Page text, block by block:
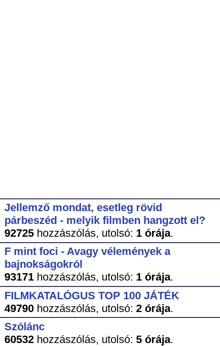
Jellemző mondat, esetleg rövid
párbeszéd - melyik filmben hangzott el?
92725hozzászólás, utolsó: 1 órája.
F mint foci - Avagy vélemények a
bajnokságokról
93171hozzászólás, utolsó: 1 órája.
FILMKATALÓGUS TOP 100 JÁTÉK
49790hozzászólás, utolsó: 2 órája.
Szólánc
60532hozzászólás, utolsó: 5 órája.